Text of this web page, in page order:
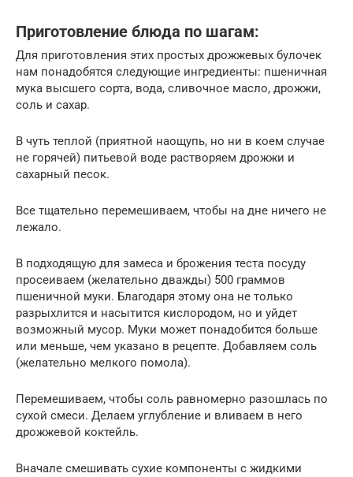
Приготовление блюда по шагам:
Для приготовления этих простых дрожжевых булочек
нам понадобятся следующие ингредиенты: пшеничная
мука высшего сорта, вода, сливочное масло, дрожжи,
соль и сахар.
В чуть теплой (приятной наощупь, но ни в коем случае
не горячей) питьевой воде растворяем дрожжи и
сахарный песок.
Все тщательно перемешиваем, чтобы на дне ничего не
лежало.
В подходящую для замеса и брожения теста посуду
просеиваем (желательно дважды) 500 граммов
пшеничной муки. Благодаря этому она не только
разрыхлится и насытится кислородом, но и уйдет
возможный мусор. Муки может понадобится больше
или меньше, чем указано в рецепте. Добавляем соль
(желательно мелкого помола).
Перемешиваем, чтобы соль равномерно разошлась по
сухой смеси. Делаем углубление и вливаем в него
дрожжевой коктейль.
Вначале смешивать сухие компоненты с жидкими